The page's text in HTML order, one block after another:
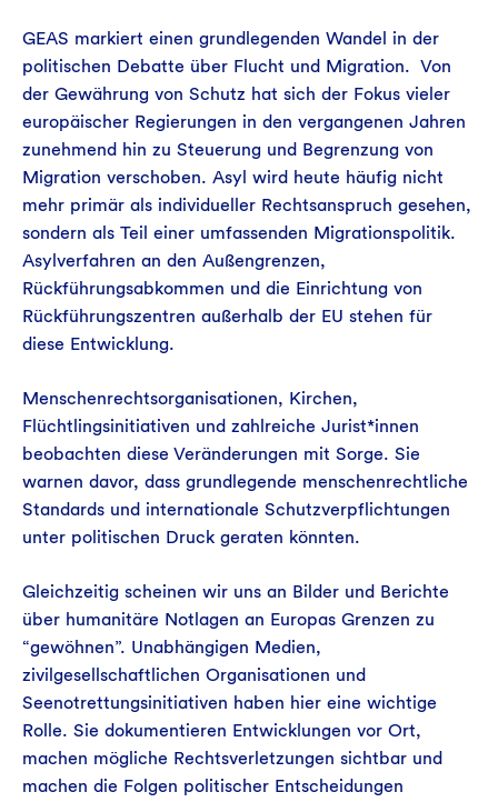
GEAS markiert einen grundlegenden Wandel in der
politischen Debatte über Flucht und Migration. Von
der Gewährung von Schutz hat sich der Fokus vieler
europäischer Regierungen in den vergangenen Jahren
zunehmend hin zu Steuerung und Begrenzung von
Migration verschoben. Asyl wird heute häufig nicht
mehr primär als individueller Rechtsanspruch gesehen,
sondern als Teil einer umfassenden Migrationspolitik.
Asylverfahren an den Außengrenzen,
Rückführungsabkommen und die Einrichtung von
Rückführungszentren außerhalb der EU stehen für
diese Entwicklung.
Menschenrechtsorganisationen, Kirchen,
Flüchtlingsinitiativen und zahlreiche Jurist*innen
beobachten diese Veränderungen mit Sorge. Sie
warnen davor, dass grundlegende menschenrechtliche
Standards und internationale Schutzverpflichtungen
unter politischen Druck geraten könnten.
Gleichzeitig scheinen wir uns an Bilder und Berichte
über humanitäre Notlagen an Europas Grenzen zu
“gewöhnen”. Unabhängigen Medien,
zivilgesellschaftlichen Organisationen und
Seenotrettungsinitiativen haben hier eine wichtige
Rolle. Sie dokumentieren Entwicklungen vor Ort,
machen mögliche Rechtsverletzungen sichtbar und
machen die Folgen politischer Entscheidungen